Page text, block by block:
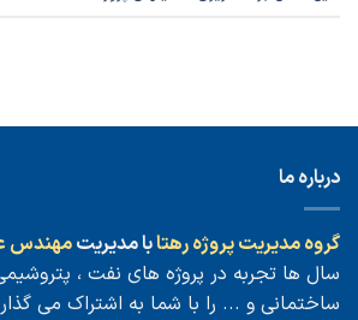
درباره ما
گروه مدیریت پروژه رهتابا مدیریتمهندس
سال ها تجربه در پروژه های نفت ،
ساختمانی و ... را با شما به اشتراک می